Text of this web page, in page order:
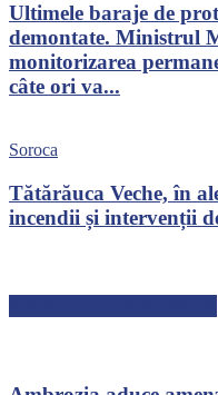
Ultimele baraje de
demontate. Ministrul
monitorizarea
câte ori va...
Soroca
Tătărăuca Veche, în
incendii și intervenții